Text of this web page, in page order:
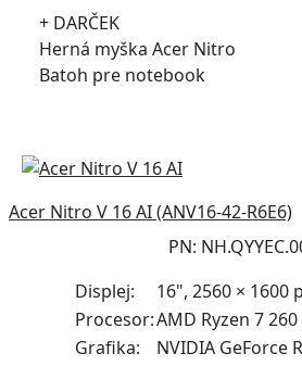
+ DARČEK
Herná myška Acer Nitro
Batoh pre notebook
Acer Nitro V 16 AI (ANV16-42-R6E6)
PN:
Displej:
16", 2560 × 1600
Procesor:AMD Ryzen 7 260
Grafika:
NVIDIA GeForce